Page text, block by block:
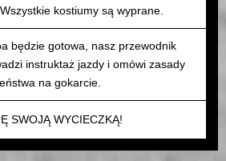
kostiumy są wyprane.
będzie gotowa, nasz przewodnik
instruktaż jazdy i omówi zasady
na gokarcie.
SWOJĄ WYCIECZKĄ!